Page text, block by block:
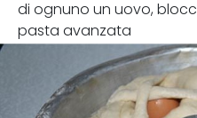
di ognuno un uovo,
pasta avanzata